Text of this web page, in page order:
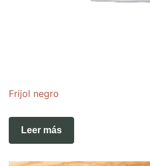
Frijol negro
Leer más